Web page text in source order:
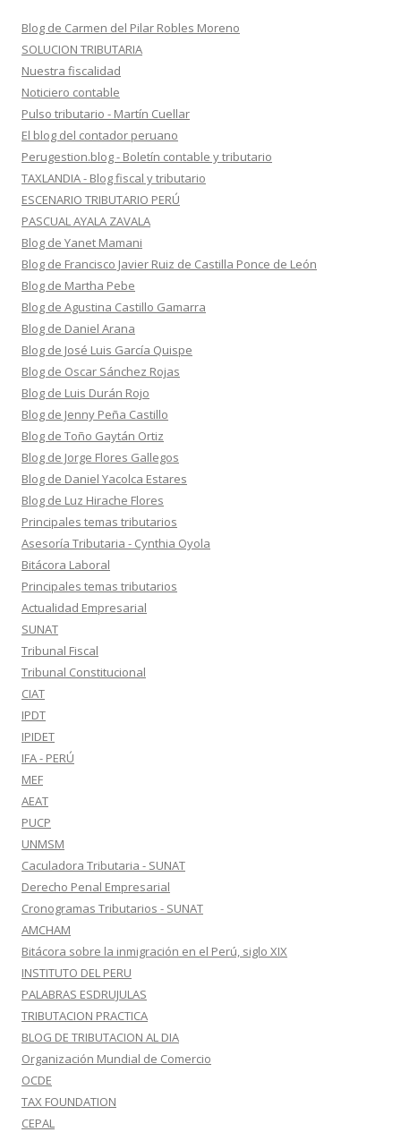
Blog de Carmen del Pilar Robles Moreno
SOLUCION TRIBUTARIA
Nuestra fiscalidad
Noticiero contable
Pulso tributario - Martín Cuellar
El blog del contador peruano
Perugestion.blog - Boletín contable y tributario
TAXLANDIA - Blog fiscal y tributario
ESCENARIO TRIBUTARIO PERÚ
PASCUAL AYALA ZAVALA
Blog de Yanet Mamani
Blog de Francisco Javier Ruiz de Castilla Ponce de León
Blog de Martha Pebe
Blog de Agustina Castillo Gamarra
Blog de Daniel Arana
Blog de José Luis García Quispe
Blog de Oscar Sánchez Rojas
Blog de Luis Durán Rojo
Blog de Jenny Peña Castillo
Blog de Toño Gaytán Ortiz
Blog de Jorge Flores Gallegos
Blog de Daniel Yacolca Estares
Blog de Luz Hirache Flores
Principales temas tributarios
Asesoría Tributaria - Cynthia Oyola
Bitácora Laboral
Principales temas tributarios
Actualidad Empresarial
SUNAT
Tribunal Fiscal
Tribunal Constitucional
CIAT
IPDT
IPIDET
IFA - PERÚ
MEF
AEAT
PUCP
UNMSM
Caculadora Tributaria - SUNAT
Derecho Penal Empresarial
Cronogramas Tributarios - SUNAT
AMCHAM
Bitácora sobre la inmigración en el Perú, siglo XIX
INSTITUTO DEL PERU
PALABRAS ESDRUJULAS
TRIBUTACION PRACTICA
BLOG DE TRIBUTACION AL DIA
Organización Mundial de Comercio
OCDE
TAX FOUNDATION
CEPAL